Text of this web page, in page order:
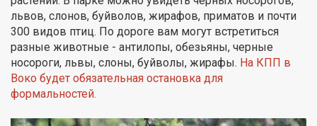
львов, слонов, буйволов, жирафов, приматов и почти
300 видов птиц. По дороге вам могут встретиться
разные животные - антилопы, обезьяны, черные
носороги, львы, слоны, буйволы, жирафы. На КПП в
Воко будет обязательная остановка для
формальностей.